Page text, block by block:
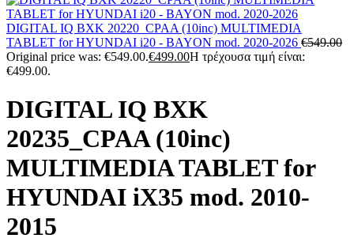
DIGITAL IQ BXK 20220_CPAA (10inc) MULTIMEDIA
TABLET for HYUNDAI i20 - BAYON mod. 2020-2026 €549.00
Original price was: €549.00.€499.00Η τρέχουσα τιμή είναι:
€499.00.
DIGITAL IQ BXK
20235_CPAA (10inc)
MULTIMEDIA TABLET for
HYUNDAI iX35 mod. 2010-
2015